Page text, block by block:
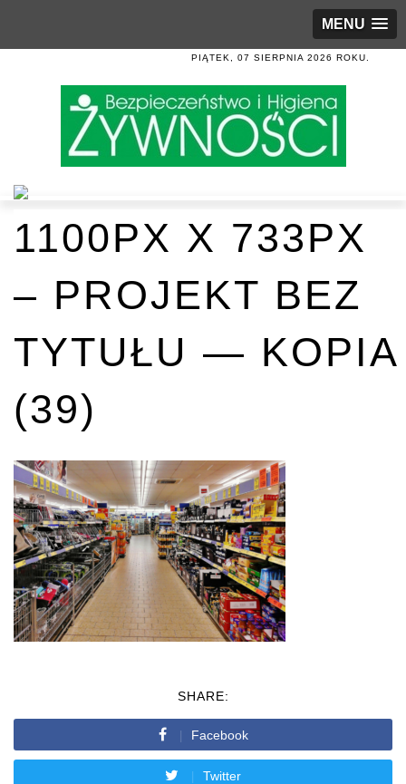
MENU
PIĄTEK, 07 SIERPNIA 2026 ROKU.
1100PX X 733PX
– PROJEKT BEZ
TYTUŁU — KOPIA
(39)
SHARE:
Facebook
Twitter